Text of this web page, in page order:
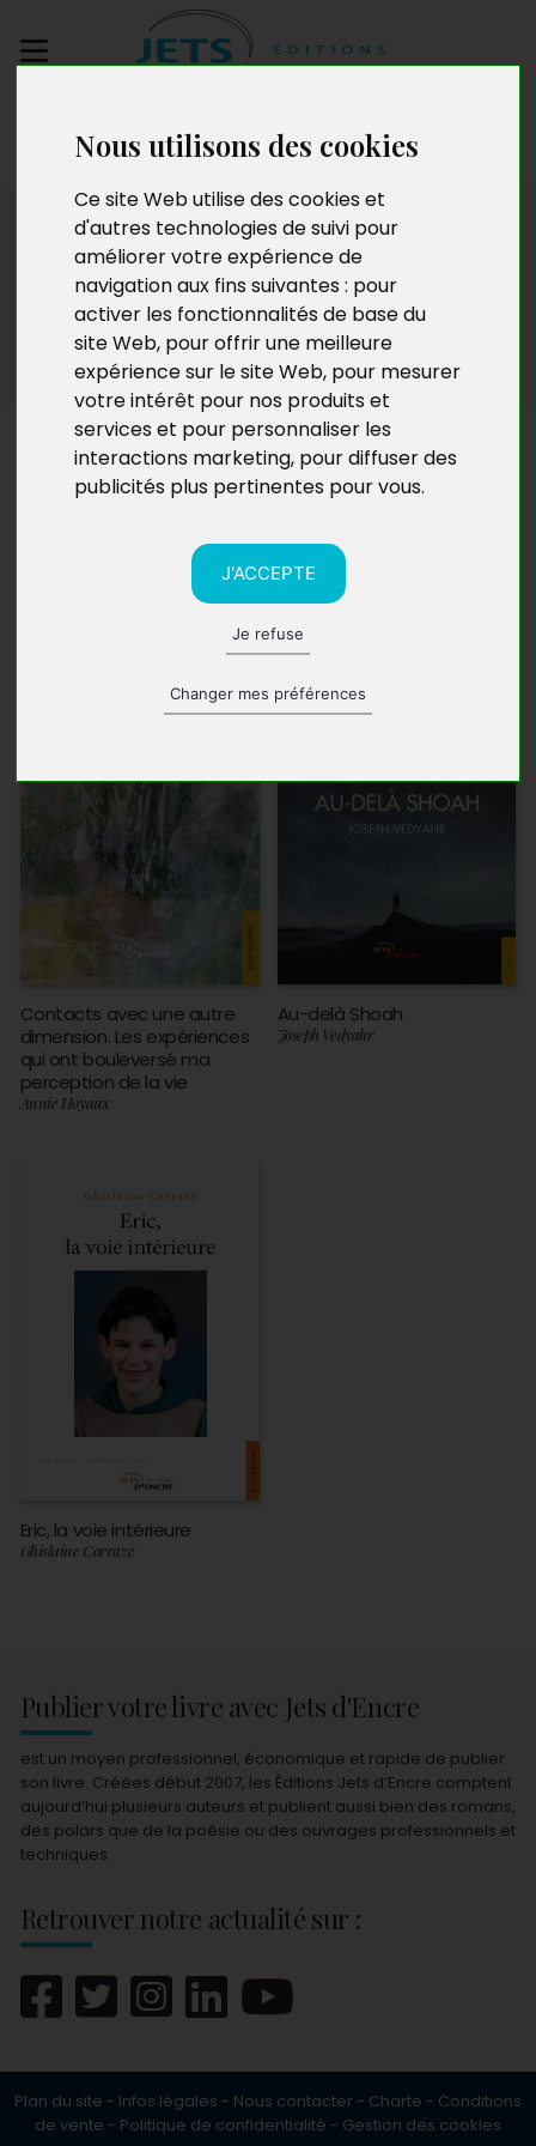
Nous utilisons des cookies
Ce site Web utilise des cookies et
d'autres technologies de suivi pour
améliorer votre expérience de
navigation aux fins suivantes : pour
activer les fonctionnalités de base du
site Web, pour offrir une meilleure
expérience sur le site Web, pour mesurer
votre intérêt pour nos produits et
services et pour personnaliser les
interactions marketing, pour diffuser des
publicités plus pertinentes pour vous.
J'ACCEPTE
Je refuse
Changer mes préférences
manuscrit
Esotérisme et
paranormal
Esotérisme et paranormal
Contacts avec une autre
dimension. Les expériences
qui ont bouleversé ma
perception de la vie
Annie Hoyaux
Au-delà Shoah
Joseph Vedyahr
Eric, la voie intérieure
Ghislaine Corraze
Publier votre livre avec Jets d'Encre
est un moyen professionnel, économique et rapide de publier
son livre. Créées début 2007, les Éditions Jets d’Encre comptent
aujourd’hui plusieurs auteurs et publient aussi bien des romans,
des polars que de la poésie ou des ouvrages professionnels et
techniques.
Retrouver notre actualité sur :
Plan du site - Infos légales - Nous contacter - Charte - Conditions
de vente - Politique de confidentialité - Gestion des cookies